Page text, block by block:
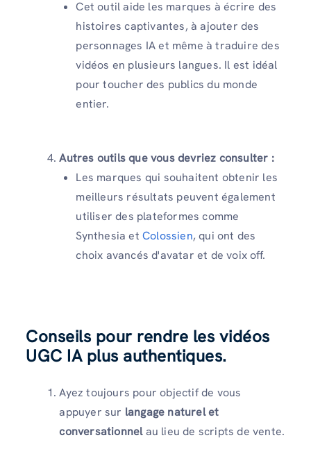
Cet outil aide les marques à écrire des
histoires captivantes, à ajouter des
personnages IA et même à traduire des
vidéos en plusieurs langues. Il est idéal
pour toucher des publics du monde
entier.
Autres outils que vous devriez consulter :
Les marques qui souhaitent obtenir les
meilleurs résultats peuvent également
utiliser des plateformes comme
Synthesia et Colossien, qui ont des
choix avancés d'avatar et de voix off.
Conseils pour rendre les vidéos
UGC IA plus authentiques.
Ayez toujours pour objectif de vous
appuyer sur langage naturel et
conversationnelau lieu de scripts de vente.